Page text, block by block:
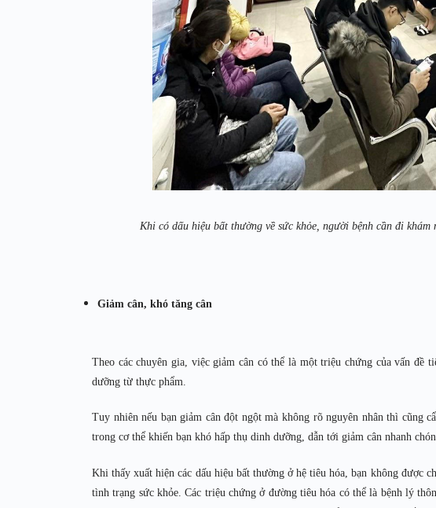
Khi có dấu hiệu bất thường về sức khỏe, người bệnh cần đi
Giảm cân, khó tăng cân
Theo các chuyên gia, việc giảm cân có thể là một triệu chứng của vấn đề
dưỡng từ thực phẩm.
Tuy nhiên nếu bạn giảm cân đột ngột mà không rõ nguyên nhân thì cũng
trong cơ thể khiến bạn khó hấp thụ dinh dưỡng, dẫn tới giảm cân nhanh
Khi thấy xuất hiện các dấu hiệu bất thường ở hệ tiêu hóa, bạn không được
tình trạng sức khỏe. Các triệu chứng ở đường tiêu hóa có thể là bệnh lý